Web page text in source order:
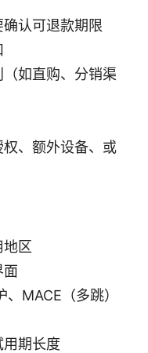
认可退款期限
如直购、分销渠
、额外设备、或
地区
面
MACE（多跳）
期长度